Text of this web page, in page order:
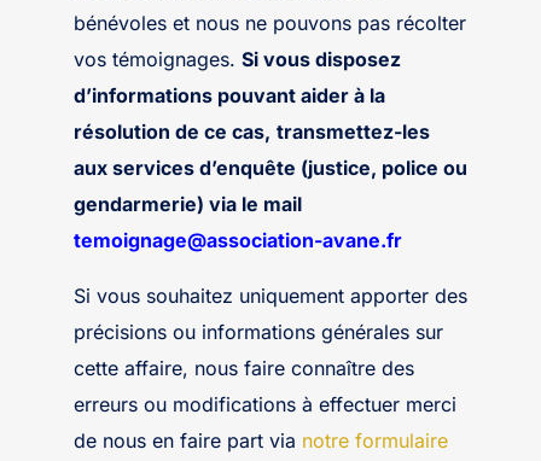
bénévoles et nous ne pouvons pas récolter
vos témoignages. Si vous disposez
d’informations pouvant aider à la
résolution de ce cas, transmettez-les
aux services d’enquête (justice, police ou
gendarmerie) via le mail
temoignage@association-avane.fr
Si vous souhaitez uniquement apporter des
précisions ou informations générales sur
cette affaire, nous faire connaître des
erreurs ou modifications à effectuer merci
de nous en faire part via notre formulaire